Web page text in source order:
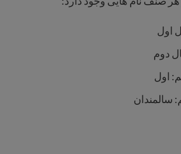
اول
دوم
اول
سالمندان